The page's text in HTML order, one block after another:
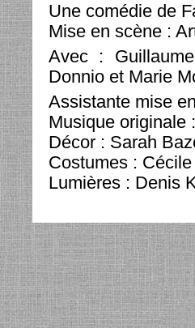
Une comédie de
Mise en scène :
Avec :
Donnio et Marie
Assistante mise
Musique originale
Décor : Sarah
Costumes :
Lumières : Denis